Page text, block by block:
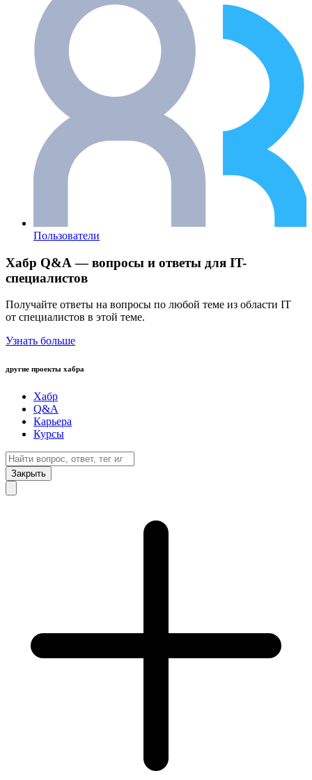
Пользователи
Хабр Q&A — вопросы и ответы для IT-
специалистов
Получайте ответы на вопросы по любой теме из области IT
от специалистов в этой теме.
Узнать больше
другие проекты хабра
Хабр
Q&A
Карьера
Курсы
Закрыть